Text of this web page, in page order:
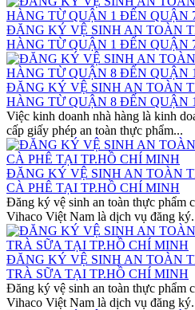
ĐĂNG KÝ VỆ SINH AN TOÀN
HÀNG TỪ QUẬN 1 ĐẾN QUẬN
ĐĂNG KÝ VỆ SINH AN TOÀN
HÀNG TỪ QUẬN 8 ĐẾN QUẬN
Việc kinh doanh nhà hàng là kinh
cấp giấy phép an toàn thực phẩm...
ĐĂNG KÝ VỆ SINH AN TOÀN
CÀ PHÊ TẠI TP.HỒ CHÍ MINH
Đăng ký vệ sinh an toàn thực phẩm
Vihaco Việt Nam là dịch vụ đăng
ĐĂNG KÝ VỆ SINH AN TOÀN
TRÀ SỮA TẠI TP.HỒ CHÍ MINH
Đăng ký vệ sinh an toàn thực phẩm
Vihaco Việt Nam là dịch vụ đăng